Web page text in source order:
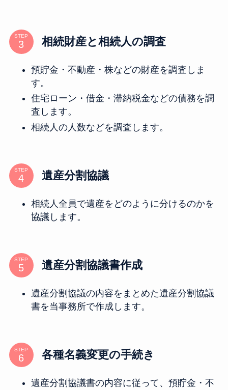
STEP 相続財産と相続人の調査
預貯金・不動産・株などの財産を調査しま
す。
住宅ローン・借金・滞納税金などの債務を調
査します。
相続人の人数などを調査します。
STEP 遺産分割協議
相続人全員で遺産をどのように分けるのかを
協議します。
STEP 遺産分割協議書作成
遺産分割協議の内容をまとめた遺産分割協議
書を当事務所で作成します。
STEP 各種名義変更の手続き
遺産分割協議書の内容に従って、預貯金・不